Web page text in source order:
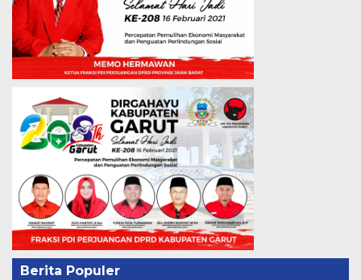
Berita Populer